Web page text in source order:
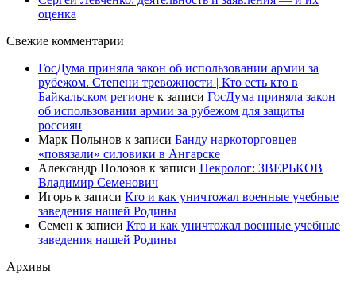
оценка
Свежие комментарии
ГосДума приняла закон об использовании армии за
рубежом. Степени тревожности | Кто есть кто в
Байкальском регионе к записи ГосДума приняла закон
об использовании армии за рубежом для защиты
россиян
Марк Полынов к записи Банду наркоторговцев
«повязали» силовики в Ангарске
Александр Полозов к записи Некролог: ЗВЕРЬКОВ
Владимир Семенович
Игорь к записи Кто и как уничтожал военные учебные
заведения нашей Родины
Семен к записи Кто и как уничтожал военные учебные
заведения нашей Родины
Архивы